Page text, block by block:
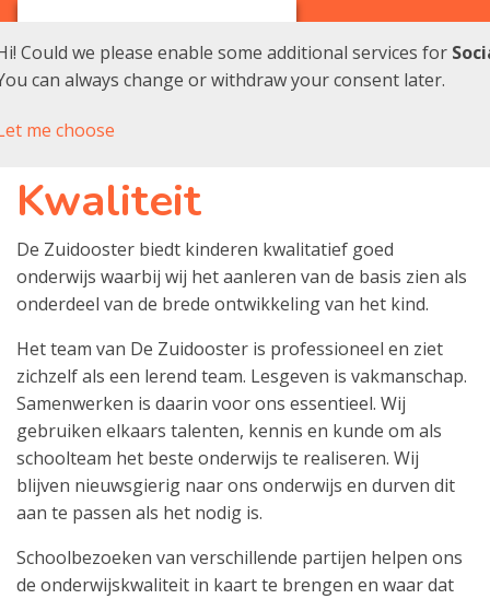
Kwaliteit
De Zuidooster biedt kinderen kwalitatief goed
onderwijs waarbij wij het aanleren van de basis zien als
onderdeel van de brede ontwikkeling van het kind.
Het team van De Zuidooster is professioneel en ziet
zichzelf als een lerend team. Lesgeven is vakmanschap.
Samenwerken is daarin voor ons essentieel. Wij
gebruiken elkaars talenten, kennis en kunde om als
schoolteam het beste onderwijs te realiseren. Wij
blijven nieuwsgierig naar ons onderwijs en durven dit
aan te passen als het nodig is.
Schoolbezoeken van verschillende partijen helpen ons
de onderwijskwaliteit in kaart te brengen en waar dat
Could we please enable some additional services for
can always change or withdraw your consent later.
me choose